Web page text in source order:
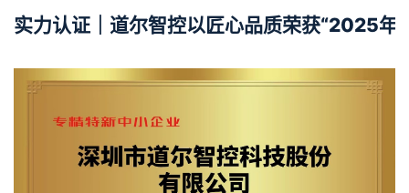
实力认证｜道尔智控以匠心品质荣获“2025年